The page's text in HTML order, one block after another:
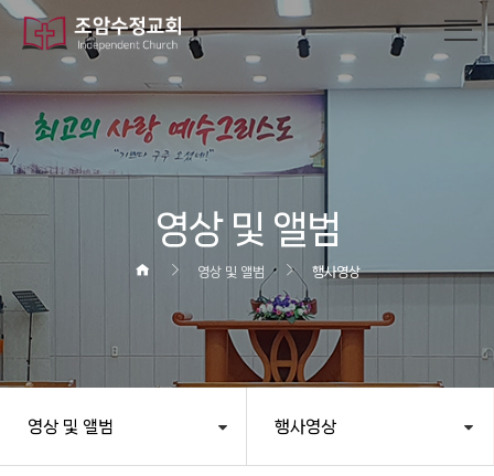
영상 및 앨범
영상 및 앨범 행사영상
영상 및 앨범 행사영상